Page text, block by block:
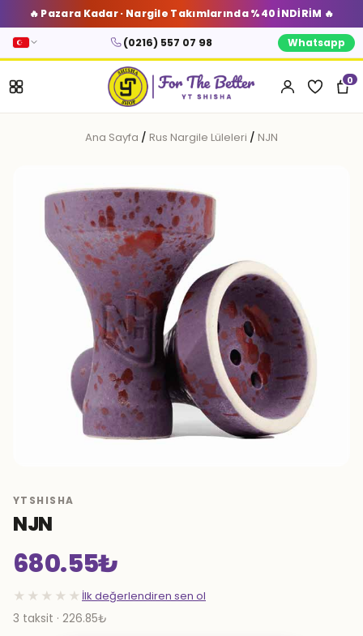
🔥 Pazara Kadar · Nargile Takımlarında %40 İNDİRİM 🔥
(0216) 557 07 98 Whatsapp
0
Ana Sayfa / Rus Nargile Lüleleri / NJN
YTSHISHA
NJN
680.55₺
★★★★★ İlk değerlendiren sen ol
3 taksit · 226.85₺